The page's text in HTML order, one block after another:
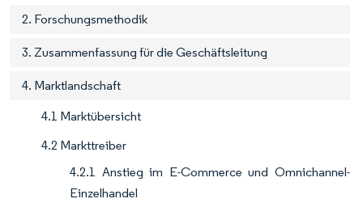
2. Forschungsmethodik
3. Zusammenfassung für die Geschäftsleitung
4. Marktlandschaft
4.1 Marktübersicht
4.2 Markttreiber
4.2.1 Anstieg im E-Commerce und Omnichannel-
Einzelhandel